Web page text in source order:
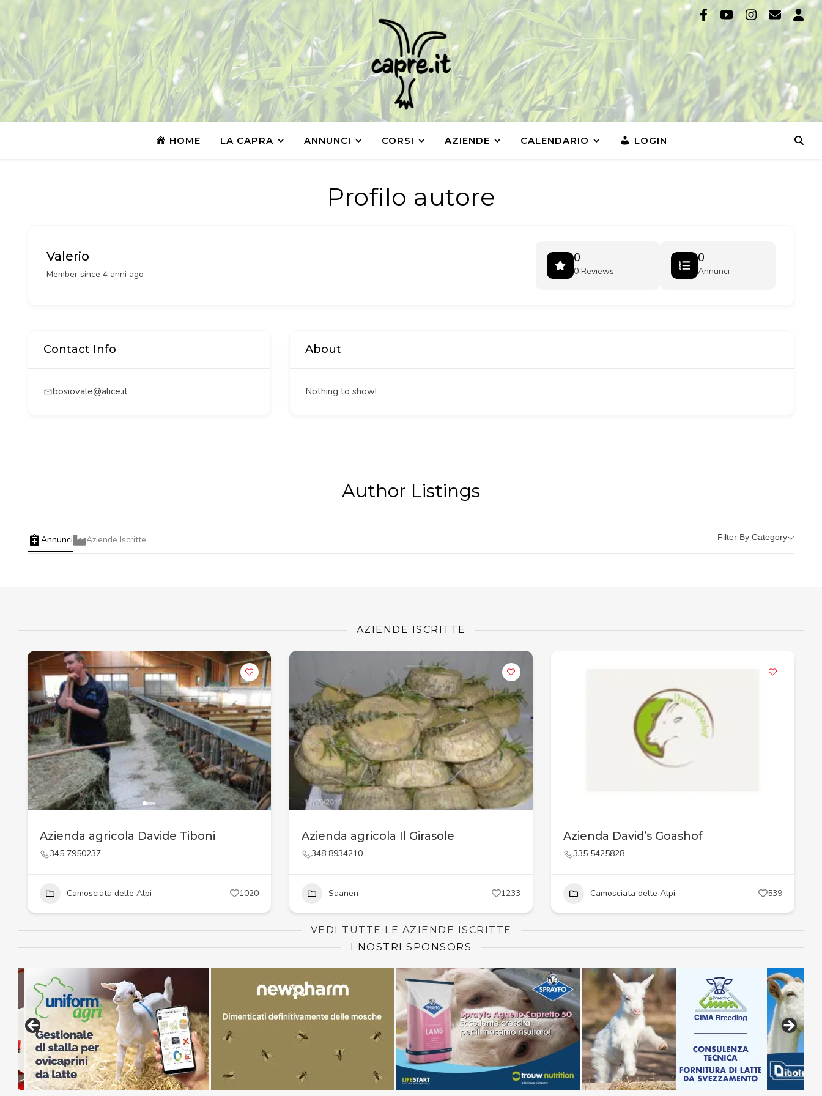
HOME LA CAPRA ANNUNCI CORSI AZIENDE CALENDARIO LOGIN
Profilo autore
Valerio
Member since 4 anni ago
0
0 Reviews
0
Annunci
Contact Info
bosiovale@alice.it
About
Nothing to show!
Author Listings
Annunci Aziende Iscritte Filter By Category
AZIENDE ISCRITTE
Azienda agricola Davide Tiboni
345 7950237
Camosciata delle Alpi 1020
Azienda agricola Il Girasole
348 8934210
Saanen 1233
Azienda David’s Goashof
335 5425828
Camosciata delle Alpi 539
VEDI TUTTE LE AZIENDE ISCRITTE
I NOSTRI SPONSORS